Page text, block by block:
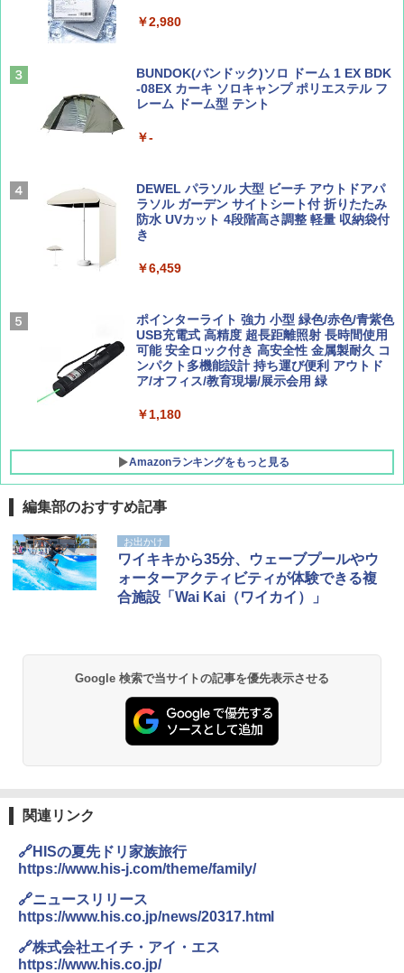
￥1,540
Coyote No.89 特集 星野道夫 夢見る旅
￥1,540
AIRLINE（エアライン）2026年9月号【特
集】ボーイング110周年を祝して！
￥1,760
A26 地球の歩き方 チェコ ポーランド スロヴ
パ
新しい日本地理 地図・統計・移動から読み
解く (講談社現代新書)
￥1,540
テント ワンタッチ RENEW 幅200 2-3人用 43
500002(88859)
広げるだけ パッとサッとテント ブラックコ
ーティング フルクローズ メッシュ 3-4人用
簡単設置 ポップアップテント エクルベージ
ュ(BC仕様) PATC-150B(EB)
￥9,990
[キャンパーズコレクション 山善] 傘みたいに
広げるだけ パッとサッとテント キューブワ
イド ブラックコーティング フルクローズ メ
ッシュ 4人用 簡単設置 ポップアップテント P
ATCW-150B エクルベージュ
￥-
￥2,980
BUNDOK(バンドック)ソロ ドーム 1 EX BDK
-08EX カーキ ソロキャンプ ポリエステル フ
レーム ドーム型 テント
￥-
DEWEL パラソル 大型 ビーチ アウトドアパ
ラソル ガーデン サイトシート付 折りたたみ
防水 UVカット 4段階高さ調整 軽量 収納袋付
き
￥6,459
ポインターライト 強力 小型 緑色/赤色/青紫色
USB充電式 高精度 超長距離照射 長時間使用
可能 安全ロック付き 高安全性 金属製耐久 コ
ンパクト多機能設計 持ち運び便利 アウトド
ア/オフィス/教育現場/展示会用 緑
￥1,180
Amazonランキングをもっと見る
編集部のおすすめ記事
お出かけ
ワイキキから35分、ウェーブプールやウ
ォーターアクティビティが体験できる複
合施設「Wai Kai（ワイカイ）」
Google 検索で当サイトの記事を優先表示させる
関連リンク
🔗HISの夏先ドリ家族旅行
https://www.his-j.com/theme/family/
🔗ニュースリリース
https://www.his.co.jp/news/20317.html
🔗株式会社エイチ・アイ・エス
https://www.his.co.jp/